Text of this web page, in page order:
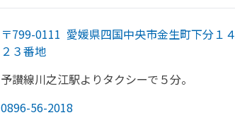
〒799-0111 愛媛県四国中央市金生町下分１４
２３番地
予讃線川之江駅よりタクシーで ５分。
0896-56-2018